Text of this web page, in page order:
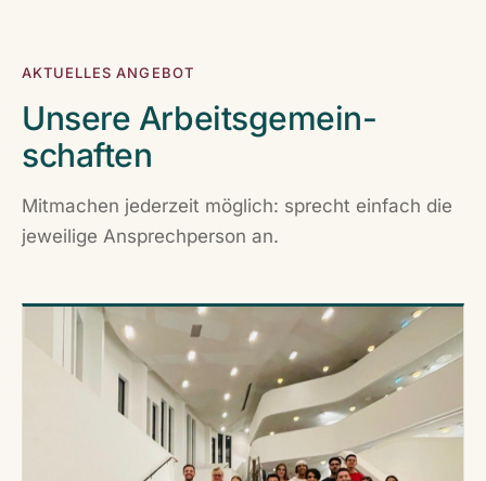
AKTUELLES ANGEBOT
Unsere Arbeits­gemein­
schaften
Mitmachen jederzeit möglich: sprecht einfach die
jeweilige Ansprechperson an.